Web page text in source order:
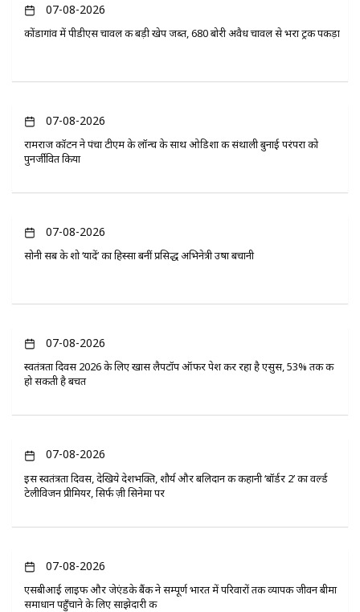
07-08-2026
कोंडागांव में पीडीएस चावल की बड़ी खेप जब्त, 680 बोरी अवैध चावल से भरा ट्रक पकड़ा
07-08-2026
रामराज कॉटन ने पंचा टीएम के लॉन्च के साथ ओडिशा की संथाली बुनाई परंपरा को
पुनर्जीवित किया
07-08-2026
सोनी सब के शो ‘यादें’ का हिस्सा बनीं प्रसिद्ध अभिनेत्री उषा बचानी
07-08-2026
स्वतंत्रता दिवस 2026 के लिए खास लैपटॉप ऑफर पेश कर रहा है एसुस, 53% तक की
हो सकती है बचत
07-08-2026
इस स्वतंत्रता दिवस, देखिये देशभक्ति, शौर्य और बलिदान की कहानी ‘बॉर्डर 2’ का वर्ल्ड
टेलीविजन प्रीमियर, सिर्फ ज़ी सिनेमा पर
07-08-2026
एसबीआई लाइफ और जेएंडके बैंक ने सम्पूर्ण भारत में परिवारों तक व्यापक जीवन बीमा
समाधान पहुँचाने के लिए साझेदारी की